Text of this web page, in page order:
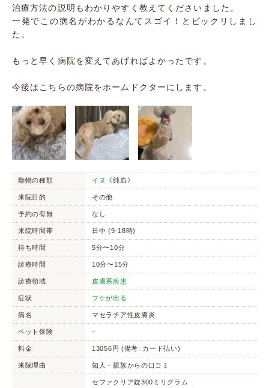
治療方法の説明もわかりやすく教えてくださいました。
一発でこの病名がわかるなんてスゴイ！とビックリしまし
た。
もっと早く病院を変えてあげればよかったです。
今後はこちらの病院をホームドクターにします。
動物の種類 イヌ 《純血》
来院目的 その他
予約の有無 なし
来院時間帯 日中 (9-18時)
待ち時間 5分〜10分
診療時間 10分〜15分
診療領域 皮膚系疾患
症状 フケが出る
病名 マセラチア性皮膚炎
ペット保険 -
料金 13056円 (備考: カード払い)
来院理由 知人・親族からの口コミ
セファクリア錠300ミリグラム